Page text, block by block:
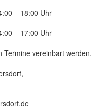
– 18:00 Uhr
– 17:00 Uhr
Termine vereinbart werden.